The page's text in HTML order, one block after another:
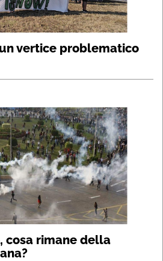
vertice problematico
cosa rimane della